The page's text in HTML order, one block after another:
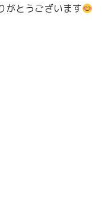
がとうございます